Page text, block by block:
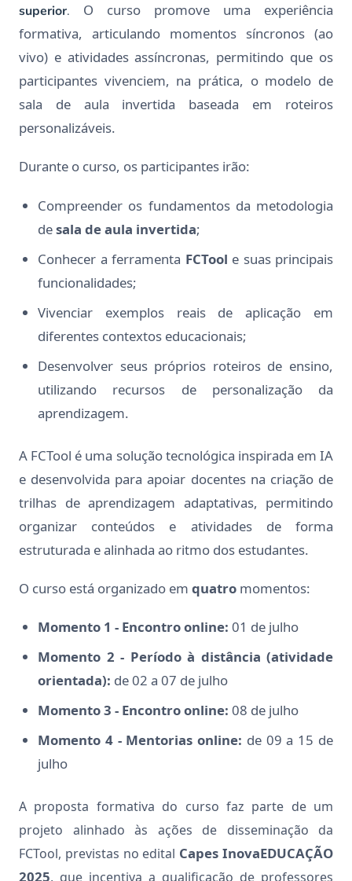
superior. O curso promove uma experiência
formativa, articulando momentos síncronos (ao
vivo) e atividades assíncronas, permitindo que os
participantes vivenciem, na prática, o modelo de
sala de aula invertida baseada em roteiros
personalizáveis.
Durante o curso, os participantes irão:
Compreender os fundamentos da metodologia
desala de aula invertida;
Conhecer a ferramenta FCTool e suas principais
funcionalidades;
Vivenciar exemplos reais de aplicação em
diferentes contextos educacionais;
Desenvolver seus próprios roteiros de ensino,
utilizando recursos de personalização da
aprendizagem.
A FCTool é uma solução tecnológica inspirada em IA
e desenvolvida para apoiar docentes na criação de
trilhas de aprendizagem adaptativas, permitindo
organizar conteúdos e atividades de forma
estruturada e alinhada ao ritmo dos estudantes.
O curso está organizado em quatro momentos:
Momento 1 - Encontro online: 01 de julho
Momento 2 - Período à distância (atividade
orientada): de 02 a 07 de julho
Momento 3 - Encontro online: 08 de julho
Momento 4 - Mentorias online: de 09 a 15 de
julho
A proposta formativa do curso faz parte de um
projeto alinhado às ações de disseminação da
FCTool, previstas no edital Capes InovaEDUCAÇÃO
2025, que incentiva a qualificação de professores